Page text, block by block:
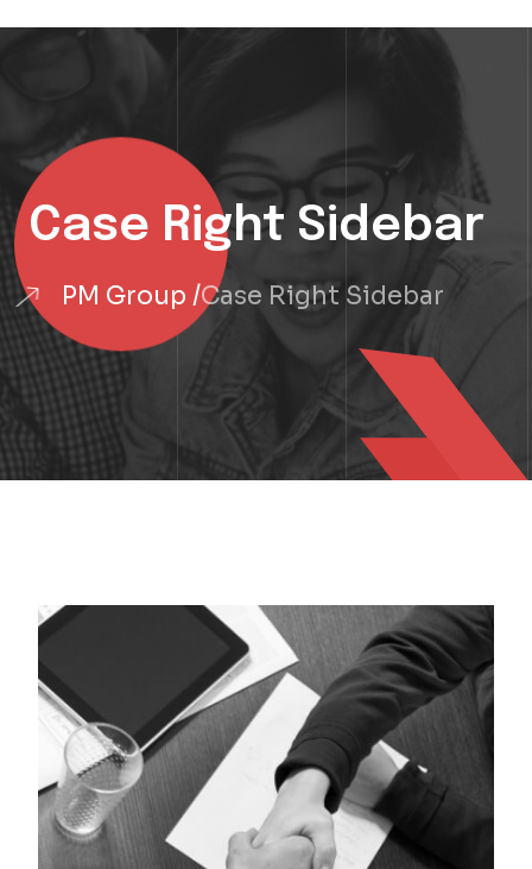
Case Right Sidebar
PM Group Case Right Sidebar